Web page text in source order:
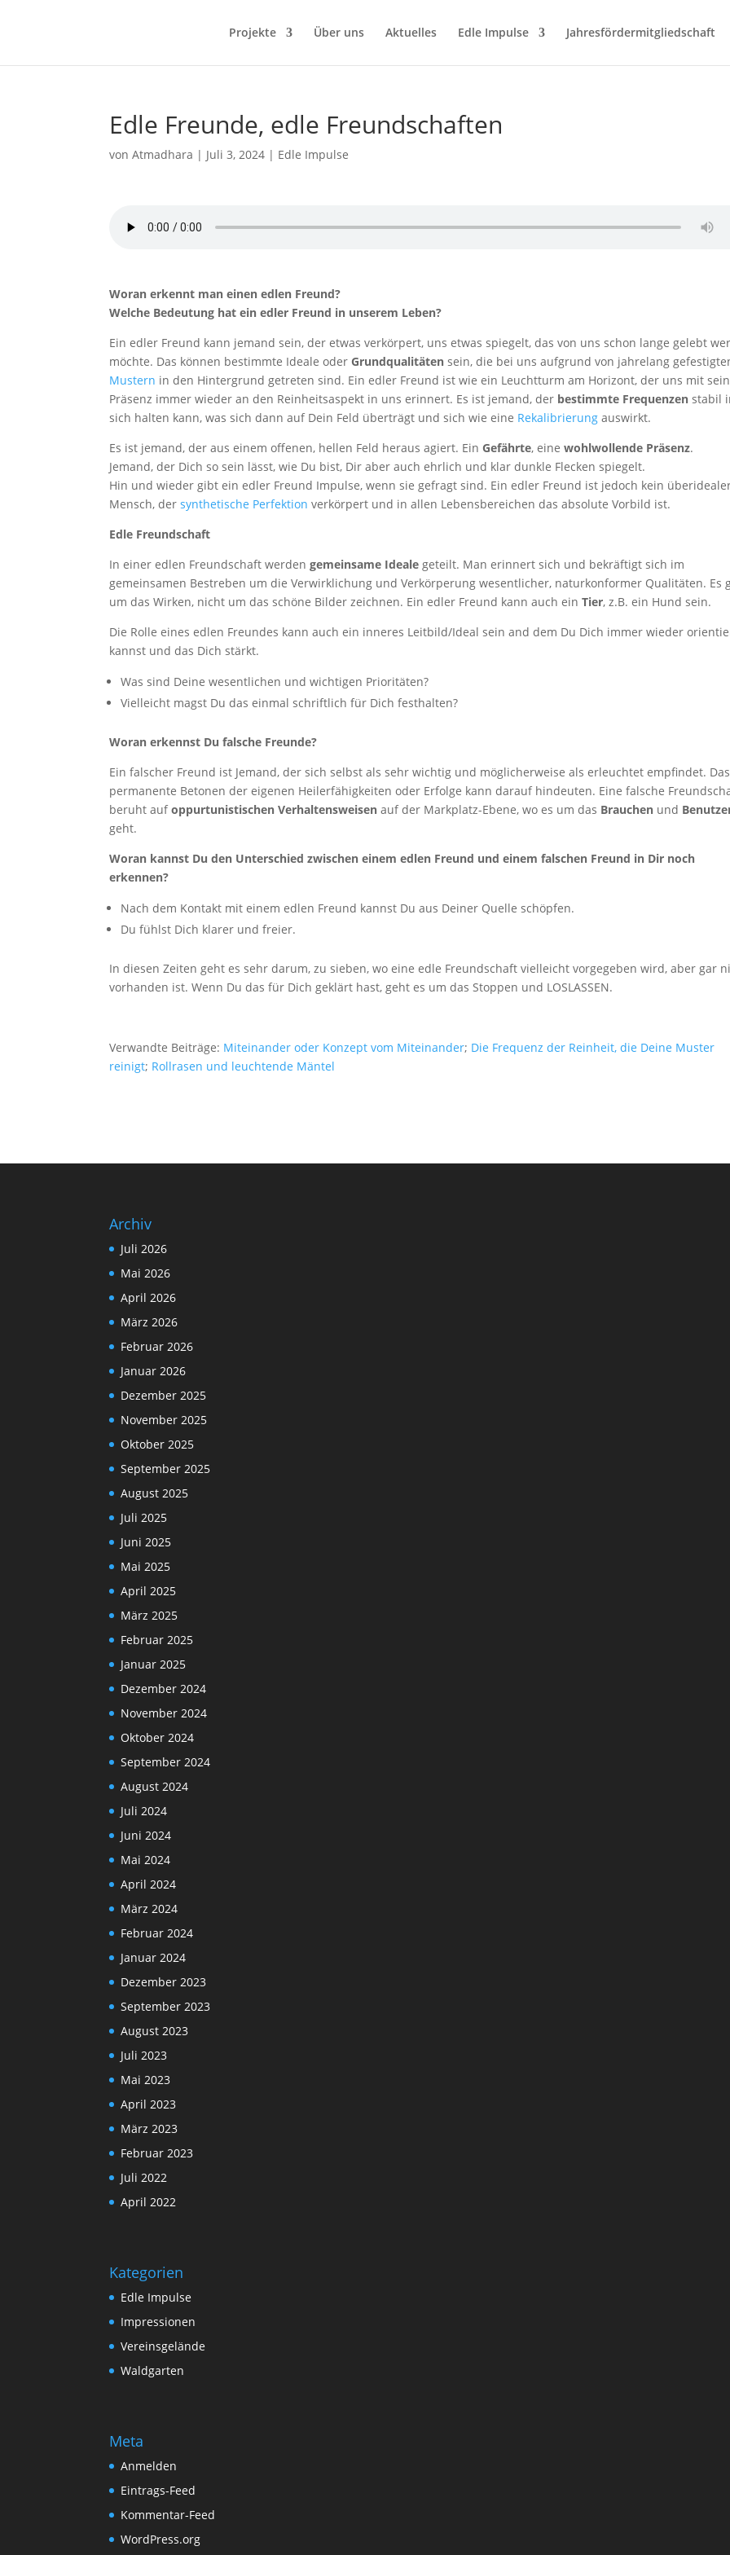
Projekte Über uns Aktuelles Edle Impulse Jahresfördermitgliedschaft
Edle Freunde, edle Freundschaften
vonAtmadhara | Juli 3, 2024 | Edle Impulse
Woran erkennt man einen edlen Freund?
Welche Bedeutung hat ein edler Freund in unserem Leben?
Ein edler Freund kann jemand sein, der etwas verkörpert, uns etwas spiegelt, das von uns schon lange gelebt
möchte. Das können bestimmte Ideale oderGrundqualitäten sein, die bei uns aufgrund von jahrelang
Mustern in den Hintergrund getreten sind. Ein edler Freund ist wie ein Leuchtturm am Horizont, der uns mit
Präsenz immer wieder an den Reinheitsaspekt in uns erinnert. Es ist jemand, der bestimmte Frequenzen stabil
sich halten kann, was sich dann auf Dein Feld überträgt und sich wie eine Rekalibrierung auswirkt.
Es ist jemand, der aus einem offenen, hellen Feld heraus agiert. EinGefährte, einewohlwollende Präsenz.
Jemand, der Dich so sein lässt, wie Du bist, Dir aber auch ehrlich und klar dunkle Flecken spiegelt.
Hin und wieder gibt ein edler Freund Impulse, wenn sie gefragt sind. Ein edler Freund ist jedoch kein
Mensch, dersynthetische Perfektion verkörpert und in allen Lebensbereichen das absolute Vorbild ist.
Edle Freundschaft
In einer edlen Freundschaft werdengemeinsame Ideale geteilt. Man erinnert sich und bekräftigt sich im
gemeinsamen Bestreben um die Verwirklichung und Verkörperung wesentlicher, naturkonformer Qualitäten. Es
um das Wirken, nicht um das schöne Bilder zeichnen. Ein edler Freund kann auch einTier, z.B. ein Hund sein.
Die Rolle eines edlen Freundes kann auch ein inneres Leitbild/Ideal sein and dem Du Dich immer wieder
kannst und das Dich stärkt.
Was sind Deine wesentlichen und wichtigen Prioritäten?
Vielleicht magst Du das einmal schriftlich für Dich festhalten?
Woran erkennst Du falsche Freunde?
Ein falscher Freund ist Jemand, der sich selbst als sehr wichtig und möglicherweise als erleuchtet empfindet. Das
permanente Betonen der eigenen Heilerfähigkeiten oder Erfolge kann darauf hindeuten. Eine falsche
beruht aufoppurtunistischen Verhaltensweisen auf der Markplatz-Ebene, wo es um das Brauchen und
geht.
Woran kannst Du den Unterschied zwischen einem edlen Freund und einem falschen Freund in Dir noch
erkennen?
Nach dem Kontakt mit einem edlen Freund kannst Du aus Deiner Quelle schöpfen.
Du fühlst Dich klarer und freier.
In diesen Zeiten geht es sehr darum, zu sieben, wo eine edle Freundschaft vielleicht vorgegeben wird, aber gar
vorhanden ist. Wenn Du das für Dich geklärt hast, geht es um das Stoppen und LOSLASSEN.
Verwandte Beiträge: Miteinander oder Konzept vom Miteinander; Die Frequenz der Reinheit, die Deine Muster
reinigt; Rollrasen und leuchtende Mäntel
Archiv
Juli 2026
Mai 2026
April 2026
März 2026
Februar 2026
Januar 2026
Dezember 2025
November 2025
Oktober 2025
September 2025
August 2025
Juli 2025
Juni 2025
Mai 2025
April 2025
März 2025
Februar 2025
Januar 2025
Dezember 2024
November 2024
Oktober 2024
September 2024
August 2024
Juli 2024
Juni 2024
Mai 2024
April 2024
März 2024
Februar 2024
Januar 2024
Dezember 2023
September 2023
August 2023
Juli 2023
Mai 2023
April 2023
März 2023
Februar 2023
Juli 2022
April 2022
Kategorien
Edle Impulse
Impressionen
Vereinsgelände
Waldgarten
Meta
Anmelden
Eintrags-Feed
Kommentar-Feed
WordPress.org